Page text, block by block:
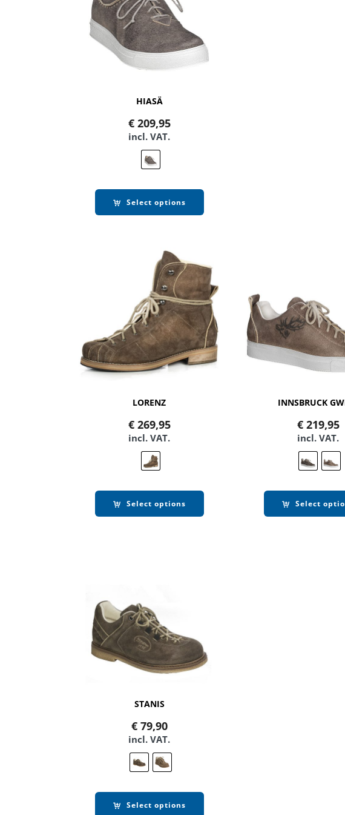
HIASÄ
€209,95
incl. VAT.
Select options
LORENZ
€269,95
incl. VAT.
Select options
INNSBRUCK
€219,95
incl. VAT.
Select
STANIS
€79,90
incl. VAT.
Select options